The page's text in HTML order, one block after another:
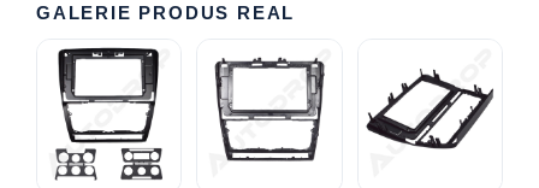
Camere Iveco
Camere Renault
Camere Fiat
GALERIE PRODUS REAL